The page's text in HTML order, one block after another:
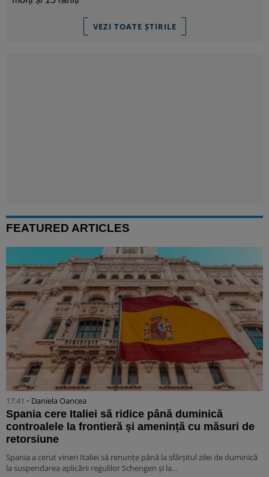
VEZI TOATE ȘTIRILE
FEATURED ARTICLES
17:41 • Daniela Oancea
Spania cere Italiei să ridice până duminică
controalele la frontieră și amenință cu măsuri de
retorsiune
Spania a cerut vineri Italiei să renunțe până la sfârșitul zilei de duminică
la suspendarea aplicării regulilor Schengen și la…